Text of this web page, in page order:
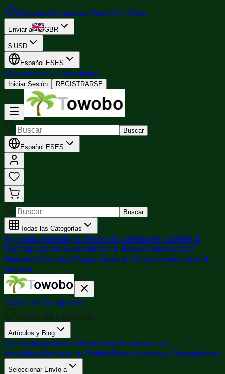
Payment ProtectionFind Out More
Enviar a GBR
$ USD
Español ES ES
Conviértete en Vendedor
Iniciar Sesión REGISTRARSE
Buscar
Español ES ES
Buscar
Todas las Categorías
AgricultureBeauty & Personal CareBoxes, Bottles &
PackagingChemicalsClothes & ShoesConstruction
MaterialsElectrical Equipments & ComponentsHome &
Garden
Todas las Categorías
Cargando categorías...
Artículos y Blog
ContáctenosSobre NosotrosConviértete en
VendedorRastrear tu PedidoDevoluciones y Reemplazos
Seleccionar Envío a